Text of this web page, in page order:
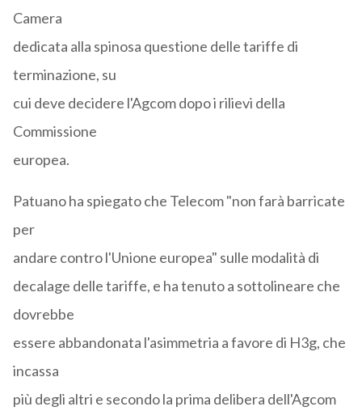
Camera
dedicata alla spinosa questione delle tariffe di
terminazione, su
cui deve decidere l'Agcom dopo i rilievi della
Commissione
europea.
Patuano ha spiegato che Telecom "non farà barricate
per
andare contro l'Unione europea" sulle modalità di
decalage delle tariffe, e ha tenuto a sottolineare che
dovrebbe
essere abbandonata l'asimmetria a favore di H3g, che
incassa
più degli altri e secondo la prima delibera dell'Agcom